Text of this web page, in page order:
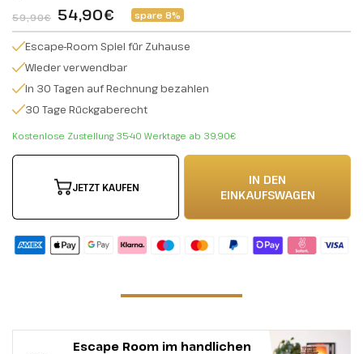
59,90€ 54,90€ spare 8%
Escape-Room Spiel für Zuhause
Wieder verwendbar
in 30 Tagen auf Rechnung bezahlen
30 Tage Rückgaberecht
Kostenlose Zustellung 35-40 Werktage ab 39,90€
JETZT KAUFEN
IN DEN
EINKAUFSWAGEN
Escape Room im handlichen